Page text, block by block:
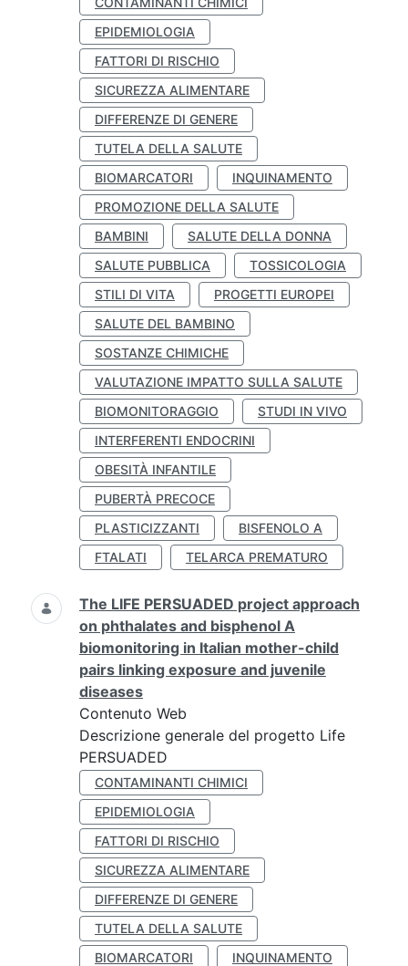
EPIDEMIOLOGIA
FATTORI DI RISCHIO
SICUREZZA ALIMENTARE
DIFFERENZE DI GENERE
TUTELA DELLA SALUTE
BIOMARCATORI
INQUINAMENTO
PROMOZIONE DELLA SALUTE
BAMBINI
SALUTE DELLA DONNA
SALUTE PUBBLICA
TOSSICOLOGIA
STILI DI VITA
PROGETTI EUROPEI
SALUTE DEL BAMBINO
SOSTANZE CHIMICHE
VALUTAZIONE IMPATTO SULLA SALUTE
BIOMONITORAGGIO
STUDI IN VIVO
INTERFERENTI ENDOCRINI
OBESITÀ INFANTILE
PUBERTÀ PRECOCE
PLASTICIZZANTI
BISFENOLO A
FTALATI
TELARCA PREMATURO
The LIFE PERSUADED project approach
on phthalates and bisphenol A
biomonitoring in Italian mother-child
pairs linking exposure and juvenile
diseases
Contenuto Web
Descrizione generale del progetto Life
PERSUADED
CONTAMINANTI CHIMICI
EPIDEMIOLOGIA
FATTORI DI RISCHIO
SICUREZZA ALIMENTARE
DIFFERENZE DI GENERE
TUTELA DELLA SALUTE
BIOMARCATORI
INQUINAMENTO